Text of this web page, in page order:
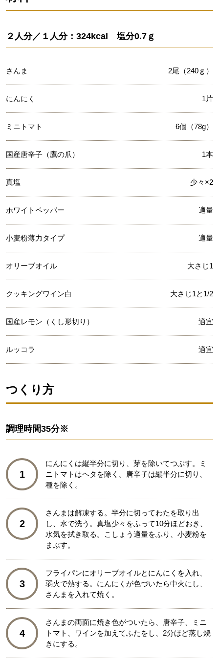
２人分／１人分：324kcal 塩分0.7ｇ
さんま 2尾（240ｇ）
にんにく 1片
ミニトマト 6個（78g）
国産唐辛子（鷹の爪） 1本
真塩 少々×2
ホワイトペッパー 適量
小麦粉薄力タイプ 適量
オリーブオイル 大さじ1
クッキングワイン白 大さじ1と1/2
国産レモン（くし形切り） 適宜
ルッコラ 適宜
つくり方
調理時間35分※
1
にんにくは縦半分に切り、芽を除いてつぶす。ミ
ニトマトはヘタを除く。唐辛子は縦半分に切り、
種を除く。
2
さんまは解凍する。半分に切ってわたを取り出
し、水で洗う。真塩少々をふって10分ほどおき、
水気を拭き取る。こしょう適量をふり、小麦粉を
まぶす。
3
フライパンにオリーブオイルとにんにくを入れ、
弱火で熱する。にんにくが色づいたら中火にし、
さんまを入れて焼く。
4
さんまの両面に焼き色がついたら、唐辛子、ミニ
トマト、ワインを加えてふたをし、2分ほど蒸し焼
きにする。